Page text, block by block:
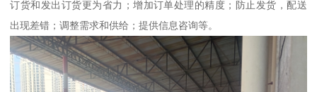
订货和发出订货更为省力；增加订单处理的精度；防止发货，配送
出现差错；调整需求和供给；提供信息咨询等。